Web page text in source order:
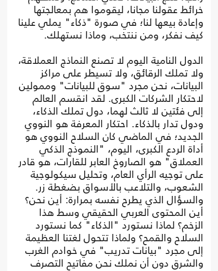
خرائط عقولنا مجانا، ليقوموا هم بمعالجتها
وإعادة بيعها لنا؛ في صورة "ذكاء" يملي علينا
كيف نفكر، ومن ننتخب، وماذا نستهلك.
الدول النامية اليوم لا تصنع النماذج العملاقة،
ولا تملك الرقائق، ولا تسيطر على مراكز
البيانات، نحن مجرد "سوق للبيانات" وممولين
لاحتكار الشركات الكبرى. لقد انقسم العالم
إلى فئتين لا ثالث لهما، دول تملك الذكاء،
ودول تدار بالذكاء. احتكار المعرفة هو النووي
الجديد؛ في الماضي كان السلاح النووي هو
أداة الردع الكبرى، اليوم، "النموذج الذكي
العملاق" هو الصاروخ العابر للقارات، هو قادر
على توجيه الرأي العام، وتحليل سيكولوجية
الشعوب، والتلاعب بالأسواق بضغطة زر.
والسؤال الذي يطرح نفسه بمرارة: أين نحن؟
أين المحتوى العربي الحقيقي وسط هذا
الزخم؟ لماذا نستورد "الذكاء" كما نستورد
السلاح والقمح؟ ولماذا تتحول لغتنا العظيمة
إلى مجرد "بيانات تدريب" في خوادم الغرب
والشرق دون أن نملك نحن مفاتيح التصرف